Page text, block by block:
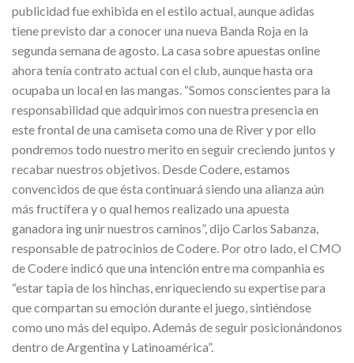
publicidad fue exhibida en el estilo actual, aunque adidas
tiene previsto dar a conocer una nueva Banda Roja en la
segunda semana de agosto. La casa sobre apuestas online
ahora tenía contrato actual con el club, aunque hasta ora
ocupaba un local en las mangas. “Somos conscientes para la
responsabilidad que adquirimos con nuestra presencia en
este frontal de una camiseta como una de River y por ello
pondremos todo nuestro merito en seguir creciendo juntos y
recabar nuestros objetivos. Desde Codere, estamos
convencidos de que ésta continuará siendo una alianza aún
más fructífera y o qual hemos realizado una apuesta
ganadora ing unir nuestros caminos”, dijo Carlos Sabanza,
responsable de patrocinios de Codere. Por otro lado, el CMO
de Codere indicó que una intención entre ma companhia es
“estar tapia de los hinchas, enriqueciendo su expertise para
que compartan su emoción durante el juego, sintiéndose
como uno más del equipo. Además de seguir posicionándonos
dentro de Argentina y Latinoamérica”.